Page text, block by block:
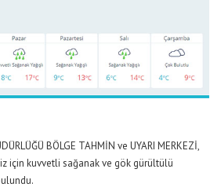
BÖLGE TAHMİN ve UYARI MERKEZİ,
için kuvvetli sağanak ve gök gürültülü